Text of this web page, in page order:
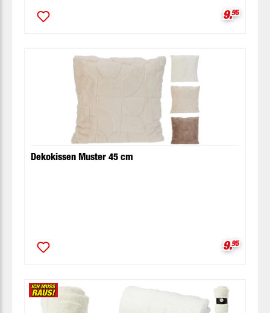
9.95
Dekokissen Muster 45 cm
9.95